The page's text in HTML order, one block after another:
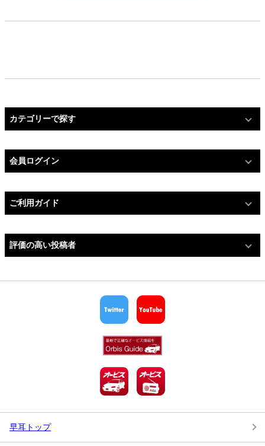
カテゴリーで探す
会員ログイン
ご利用ガイド
評価の高い投稿者
早耳トップ